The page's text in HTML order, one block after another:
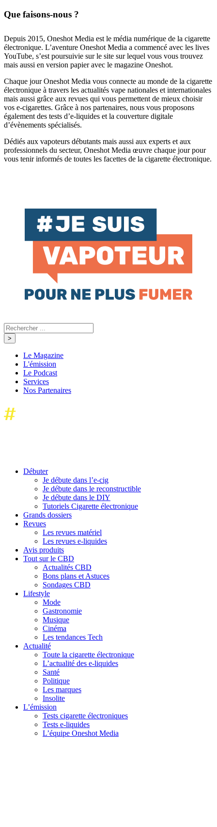
Que faisons-nous ?
Depuis 2015, Oneshot Media est le média numérique de la cigarette
électronique. L’aventure Oneshot Media a commencé avec les lives
YouTube, s’est poursuivie sur le site sur lequel vous vous trouvez
mais aussi en version papier avec le magazine Oneshot.
Chaque jour Oneshot Media vous connecte au monde de la cigarette
électronique à travers les actualités vape nationales et internationales
mais aussi grâce aux revues qui vous permettent de mieux choisir
vos e-cigarettes. Grâce à nos partenaires, nous vous proposons
également des tests d’e-liquides et la couverture digitale
d’évènements spécialisés.
Dédiés aux vapoteurs débutants mais aussi aux experts et aux
professionnels du secteur, Oneshot Media œuvre chaque jour pour
vous tenir informés de toutes les facettes de la cigarette électronique.
Le Magazine
L'émission
Le Podcast
Services
Nos Partenaires
Débuter
Je débute dans l’e-cig
Je débute dans le reconstructible
Je débute dans le DIY
Tutoriels Cigarette électronique
Grands dossiers
Revues
Les revues matériel
Les revues e-liquides
Avis produits
Tout sur le CBD
Actualités CBD
Bons plans et Astuces
Sondages CBD
Lifestyle
Mode
Gastronomie
Musique
Cinéma
Les tendances Tech
Actualité
Toute la cigarette électronique
L’actualité des e-liquides
Santé
Politique
Les marques
Insolite
L’émission
Tests cigarette électroniques
Tests e-liquides
L’équipe Oneshot Media